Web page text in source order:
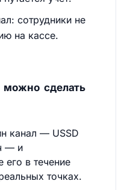
сотрудники не
на кассе.
сделать
канал — USSD
— и
его в течение
точках.